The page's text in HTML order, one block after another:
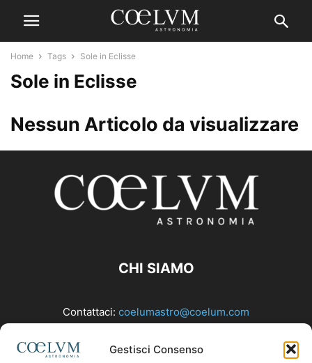
Gestisci Consenso
Home Tags Sole in Eclisse
Sole in Eclisse
Nessun Articolo da visualizzare
CHI SIAMO
Contattaci: coelumastro@coelum.com
SEGUICI